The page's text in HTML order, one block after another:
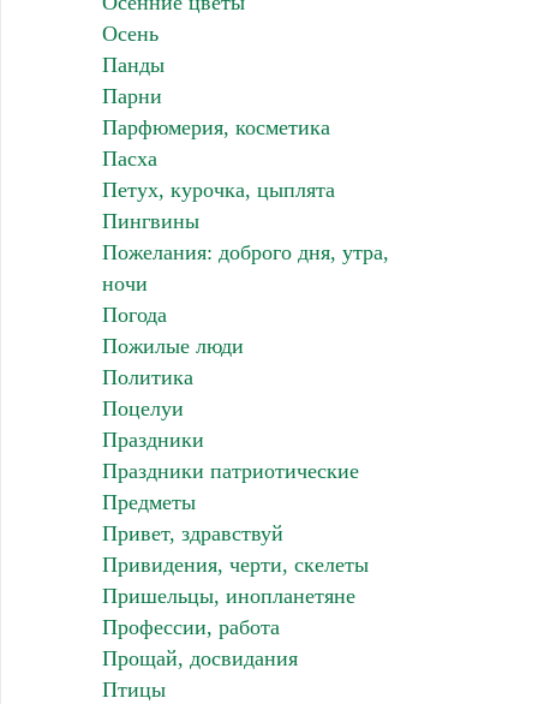
Осень
Панды
Парни
Парфюмерия, косметика
Пасха
Петух, курочка, цыплята
Пингвины
Пожелания: доброго дня, утра,
ночи
Погода
Пожилые люди
Политика
Поцелуи
Праздники
Праздники патриотические
Предметы
Привет, здравствуй
Привидения, черти, скелеты
Пришельцы, инопланетяне
Профессии, работа
Прощай, досвидания
Птицы